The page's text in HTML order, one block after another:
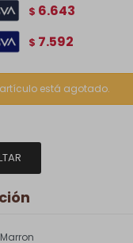
$ 6.643
$ 7.592
artículo está agotado.